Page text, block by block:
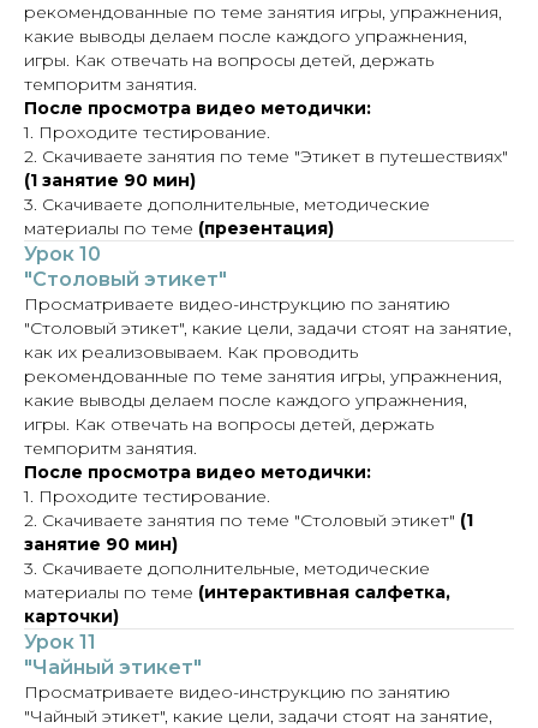
рекомендованные по теме занятия игры, упражнения,
какие выводы делаем после каждого упражнения,
игры. Как отвечать на вопросы детей, держать
темпоритм занятия.
После просмотра видео методички:
1. Проходите тестирование.
2. Скачиваете занятия по теме "Этикет в путешествиях"
(1 занятие 90 мин)
3. Скачиваете дополнительные, методические
материалы по теме (презентация)
Урок 10
"Столовый этикет"
Просматриваете видео-инструкцию по занятию
"Столовый этикет", какие цели, задачи стоят на занятие,
как их реализовываем. Как проводить
рекомендованные по теме занятия игры, упражнения,
какие выводы делаем после каждого упражнения,
игры. Как отвечать на вопросы детей, держать
темпоритм занятия.
После просмотра видео методички:
1. Проходите тестирование.
2. Скачиваете занятия по теме "Столовый этикет" (1
занятие 90 мин)
3. Скачиваете дополнительные, методические
материалы по теме (интерактивная салфетка,
карточки)
Урок 11
"Чайный этикет"
Просматриваете видео-инструкцию по занятию
"Чайный этикет", какие цели, задачи стоят на занятие,